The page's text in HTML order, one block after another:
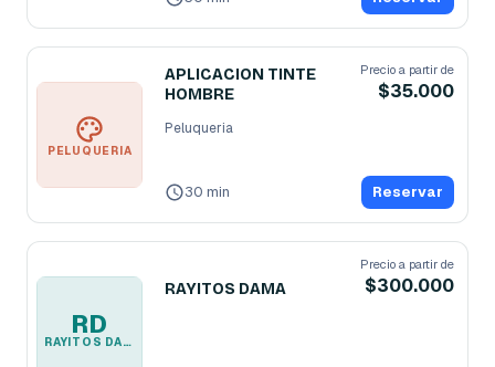
PELUQUERIA
APLICACION TINTE
HOMBRE
Precio a partir de
$35.000
Peluqueria
30 min Reservar
RD
RAYITOS DAMA
RAYITOS DAMA
Precio a partir de
$300.000